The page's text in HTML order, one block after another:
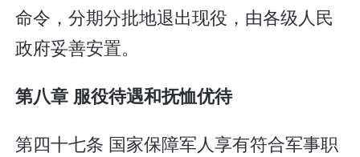
命令，分期分批地退出现役，由各级人民
政府妥善安置。
第八章 服役待遇和抚恤优待
第四十七条 国家保障军人享有符合军事职